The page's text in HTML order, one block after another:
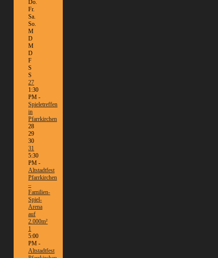
Do.
Fr.
Sa.
So.
M
D
M
D
F
S
S
27
1:30
PM -
Spieletreffen
in
Pfarrkirchen
28
29
30
31
5:30
PM -
Altstadtfest
Pfarrkirchen
–
Familien-
Spiel-
Arena
auf
2.000m²
1
5:00
PM -
Altstadtfest